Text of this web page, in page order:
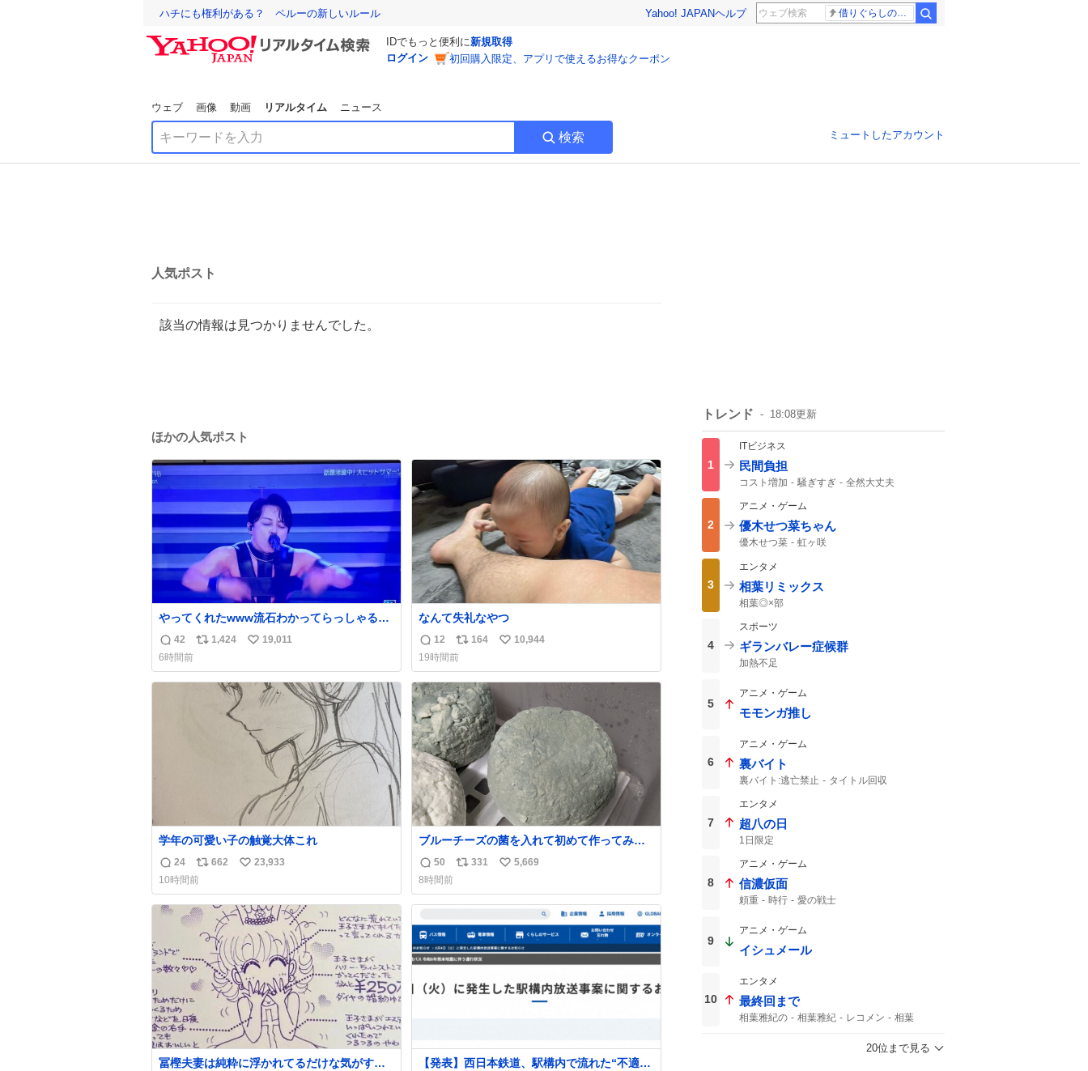
ハチにも権利がある？ ペルーの新しいルール Yahoo! JAPANヘルプ 借りぐらしのアリエッティ 耳をすませば
IDでもっと便利に新規取得
ログイン
初回購入限定、アプリで使えるお得なクーポン
ウェブ 画像 動画 リアルタイム ニュース
検索 ミュートしたアカウント
人気ポスト
該当の情報は見つかりませんでした。
ほかの人気ポスト
やってくれたwww流石わかってらっしゃる🤣
🤣🤣 #Mステ #西川貴教
返
信
数
42
リ
ス
1,424
い
ね
19,011
6時間前
なんて失礼なやつ
返
信
数
12
リ
ポ
ス
ト
数
164
い
ね
数
10,944
19時間前
学年の可愛い子の触覚大体これ
返
信
数
24
リ
ポ
ス
ト
数
662
い
ね
数
23,933
10時間前
ブルーチーズの菌を入れて初めて作ってみた
チーズなんだけど 本能でちょっとヤバいと思
っちゃう見た目だな
返
信
数
50
リ
ス
数
331
い
ね
5,669
8時間前
冨樫夫妻は純粋に浮かれてるだけな気がする
【発表】西日本鉄道、駅構内で流れた“不適切
トレンド 18:08更新
1
ITビジネス
民間負担
コスト増加 騒ぎすぎ
全然大丈夫
2
アニメ・ゲーム
優木せつ菜ちゃん
優木せつ菜 虹ヶ咲
3
エンタメ
相葉リミックス
相葉◎×部
4
スポーツ
ギランバレー症候群
加熱不足
5
アニメ・ゲーム
モモンガ推し
6
アニメ・ゲーム
裏バイト
裏バイト:逃亡禁止
タイトル回収
7
エンタメ
超八の日
1日限定
8
アニメ・ゲーム
信濃仮面
頼重 時行 愛の戦士
9
アニメ・ゲーム
イシュメール
10
エンタメ
最終回まで
相葉雅紀の 相葉雅紀 レコメン 相葉
20位まで見る